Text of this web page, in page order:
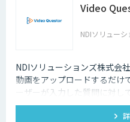
Video
NDIソリュー
NDIソリューションズ株式会
動画をアップロードするだけ
ーザーが入力した質問に対
答を行います。